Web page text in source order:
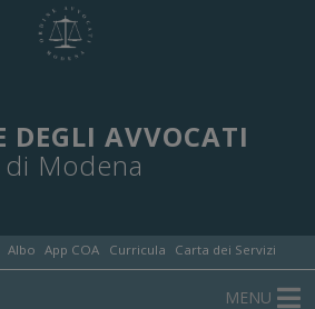
DEGLI AVVOCATI
di Modena
Albo App COA Curricula Carta dei Servizi
MENU